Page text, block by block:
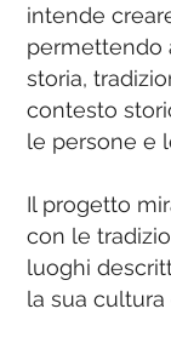
intende
permettendo
storia,
contesto
le persone e
Il progetto
con le
luoghi
la sua cultura